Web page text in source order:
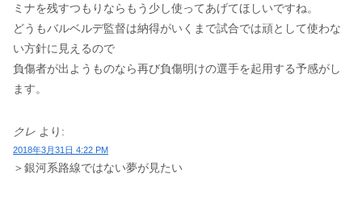
ミナを残すつもりならもう少し使ってあげてほしいですね。
どうもバルベルデ監督は納得がいくまで試合では頑として使わな
い方針に見えるので
負傷者が出ようものなら再び負傷明けの選手を起用する予感がし
ます。
クレ より:
2018年3月31日 4:22 PM
＞銀河系路線ではない夢が見たい